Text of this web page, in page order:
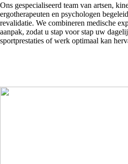
Ons gespecialiseerd team van artsen,
ergotherapeuten en psychologen
revalidatie. We combineren medische
aanpak, zodat u stap voor stap uw
sportprestaties of werk optimaal kan